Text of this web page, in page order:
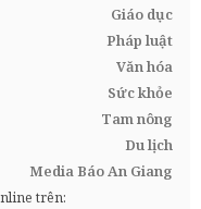
Giáo dục
Pháp luật
Văn hóa
Sức khỏe
Tam nông
Du lịch
Media Báo An Giang
trên: